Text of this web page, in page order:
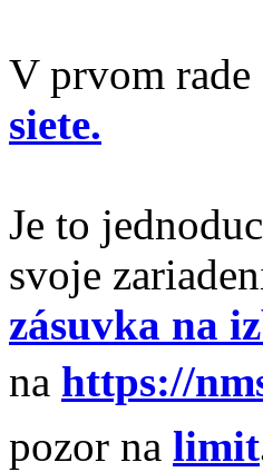
V prvom
siete.
Je to
svoje
zásuvka na
na https://
pozor na limit